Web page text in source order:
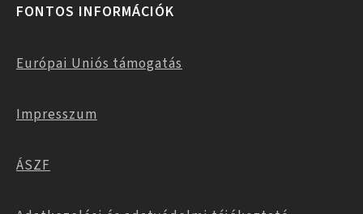
FONTOS INFORMÁCIÓK
Európai Uniós támogatás
Impresszum
ÁSZF